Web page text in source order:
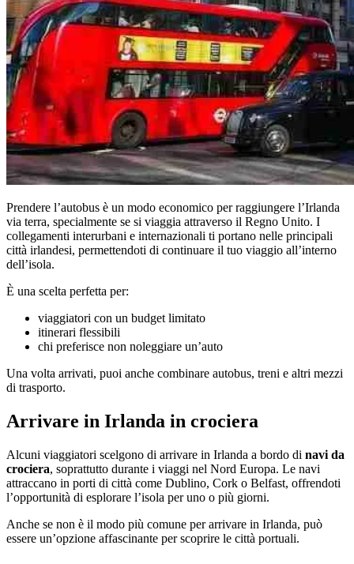
Prendere l’autobus è un modo economico per raggiungere l’Irlanda
via terra, specialmente se si viaggia attraverso il Regno Unito. I
collegamenti interurbani e internazionali ti portano nelle principali
città irlandesi, permettendoti di continuare il tuo viaggio all’interno
dell’isola.
È una scelta perfetta per:
viaggiatori con un budget limitato
itinerari flessibili
chi preferisce non noleggiare un’auto
Una volta arrivati, puoi anche combinare autobus, treni e altri mezzi
di trasporto.
Arrivare in Irlanda in crociera
Alcuni viaggiatori scelgono di arrivare in Irlanda a bordo di navi da
crociera, soprattutto durante i viaggi nel Nord Europa. Le navi
attraccano in porti di città come Dublino, Cork o Belfast, offrendoti
l’opportunità di esplorare l’isola per uno o più giorni.
Anche se non è il modo più comune per arrivare in Irlanda, può
essere un’opzione affascinante per scoprire le città portuali.